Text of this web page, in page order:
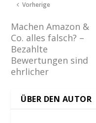
Vorherige
Machen Amazon &
Co. alles falsch? –
Bezahlte
Bewertungen sind
ehrlicher
ÜBER DEN AUTOR